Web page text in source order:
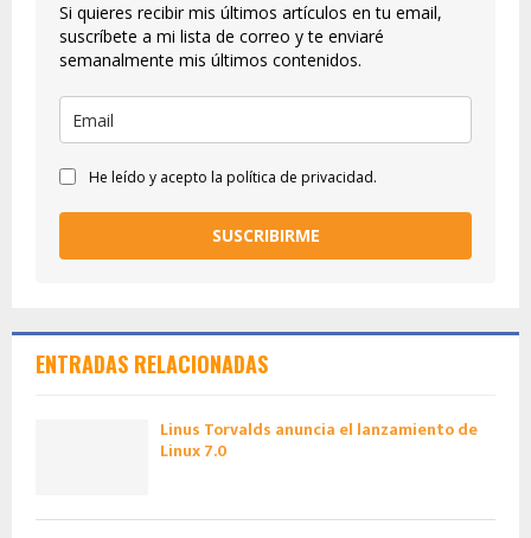
Si quieres recibir mis últimos artículos en tu email,
suscríbete a mi lista de correo y te enviaré
semanalmente mis últimos contenidos.
He leído y acepto la política de privacidad.
SUSCRIBIRME
ENTRADAS RELACIONADAS
Linus Torvalds anuncia el lanzamiento de
Linux 7.0